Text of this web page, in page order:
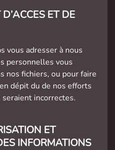
ET DE
vous adresser à nous
personnelles vous
nos fichiers, ou pour faire
dépit du de nos efforts
incorrectes.
ET
INFORMATIONS